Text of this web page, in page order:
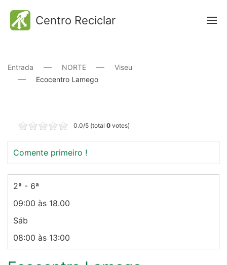
Centro Reciclar
Entrada NORTE
Viseu
Ecocentro Lamego
0.0/5 (total 0 votes)
Comente primeiro !
2ª - 6ª
09:00 às 18.00
Sáb
08:00 às 13:00